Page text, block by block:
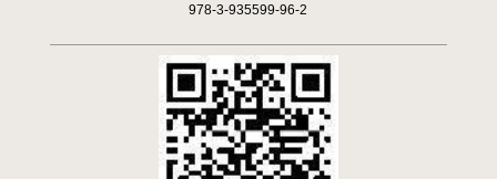
978-3-935599-96-2